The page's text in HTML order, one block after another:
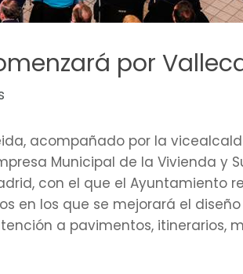
por
acompañado por la
Municipal de la Vivienda y
con el que el Ayuntamiento
en los que se mejorará el
a pavimentos, itinerarios,